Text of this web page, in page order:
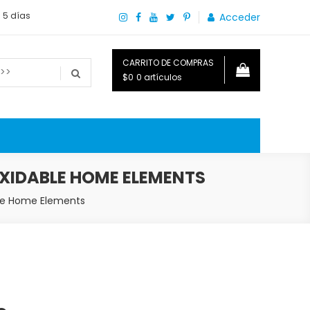
5 días Acceder
CARRITO DE COMPRAS
$0 0 artículos
HOME ELEMENTS
Home Elements